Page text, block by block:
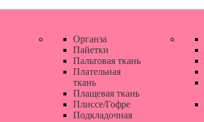
Органза
Пайетки
Пальтовая ткань
Плательная
ткань
Плащевая ткань
Плиссе/Гофре
Подкладочная